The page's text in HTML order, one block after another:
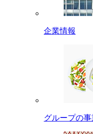
企業情報
グループの事